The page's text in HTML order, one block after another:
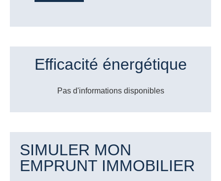
Efficacité énergétique
Pas d'informations disponibles
SIMULER MON
EMPRUNT IMMOBILIER